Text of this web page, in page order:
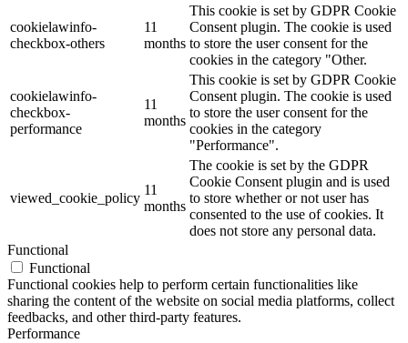
cookielawinfo-
checkbox-others
11
months
This cookie is set by GDPR Cookie
Consent plugin. The cookie is used
to store the user consent for the
cookies in the category "Other.
cookielawinfo-
checkbox-
performance
11
months
This cookie is set by GDPR Cookie
Consent plugin. The cookie is used
to store the user consent for the
cookies in the category
"Performance".
viewed_cookie_policy
11
months
The cookie is set by the GDPR
Cookie Consent plugin and is used
to store whether or not user has
consented to the use of cookies. It
does not store any personal data.
Functional
Functional
Functional cookies help to perform certain functionalities like
sharing the content of the website on social media platforms, collect
feedbacks, and other third-party features.
Performance